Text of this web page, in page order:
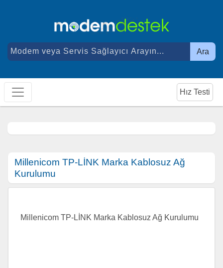
Ara
Hız Testi
Millenicom TP-LİNK Marka Kablosuz Ağ
Kurulumu
Millenicom TP-LİNK Marka Kablosuz Ağ Kurulumu